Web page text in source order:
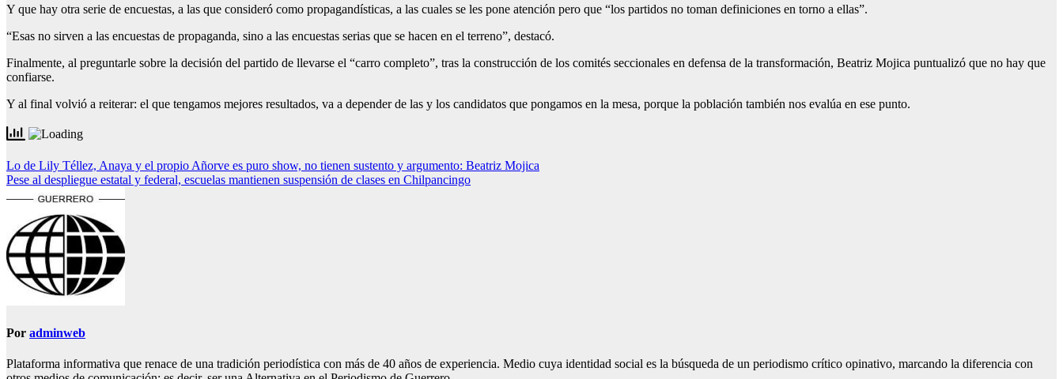
Y que hay otra serie de encuestas, a las que consideró como propagandísticas, a las cuales se les pone atención pero que “los partidos no toman definiciones en torno a ellas”.
“Esas no sirven a las encuestas de propaganda, sino a las encuestas serias que se hacen en el terreno”, destacó.
Finalmente, al preguntarle sobre la decisión del partido de llevarse el “carro completo”, tras la construcción de los comités seccionales en defensa de la transformación, Beatriz Mojica puntualizó que no hay que
confiarse.
Y al final volvió a reiterar: el que tengamos mejores resultados, va a depender de las y los candidatos que pongamos en la mesa, porque la población también nos evalúa en ese punto.
Navegación
de
entradas
Lo de Lily Téllez, Anaya y el propio Añorve es puro show, no tienen sustento y argumento: Beatriz Mojica
Pese al despliegue estatal y federal, escuelas mantienen suspensión de clases en Chilpancingo
Por adminweb
Plataforma informativa que renace de una tradición periodística con más de 40 años de experiencia. Medio cuya identidad social es la búsqueda de un periodismo crítico opinativo, marcando la diferencia con